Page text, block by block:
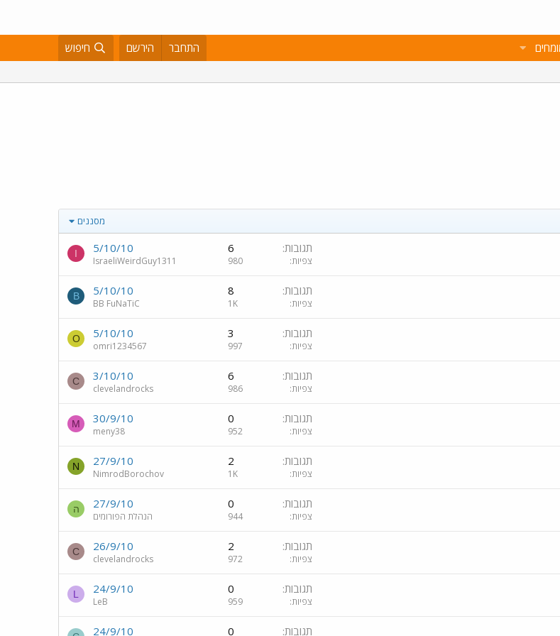
התחבר הירשם חיפוש
מסננים
תגובות 6
צפיות 980
5/10/10
IsraeliWeirdGuy1311
I
תגובות 8
צפיות 1K
5/10/10
BB FuNaTiC
B
תגובות 3
צפיות 997
5/10/10
omri1234567
O
תגובות 6
צפיות 986
3/10/10
clevelandrocks
C
תגובות 0
צפיות 952
30/9/10
meny38
M
תגובות 2
צפיות 1K
27/9/10
NimrodBorochov
N
תגובות 0
צפיות 944
27/9/10
הנהלת הפורומים
ה
תגובות 2
צפיות 972
26/9/10
clevelandrocks
C
תגובות 0
צפיות 959
24/9/10
LeB
L
תגובות 0
24/9/10